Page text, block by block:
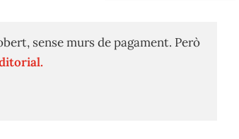
sense murs de pagament. Però